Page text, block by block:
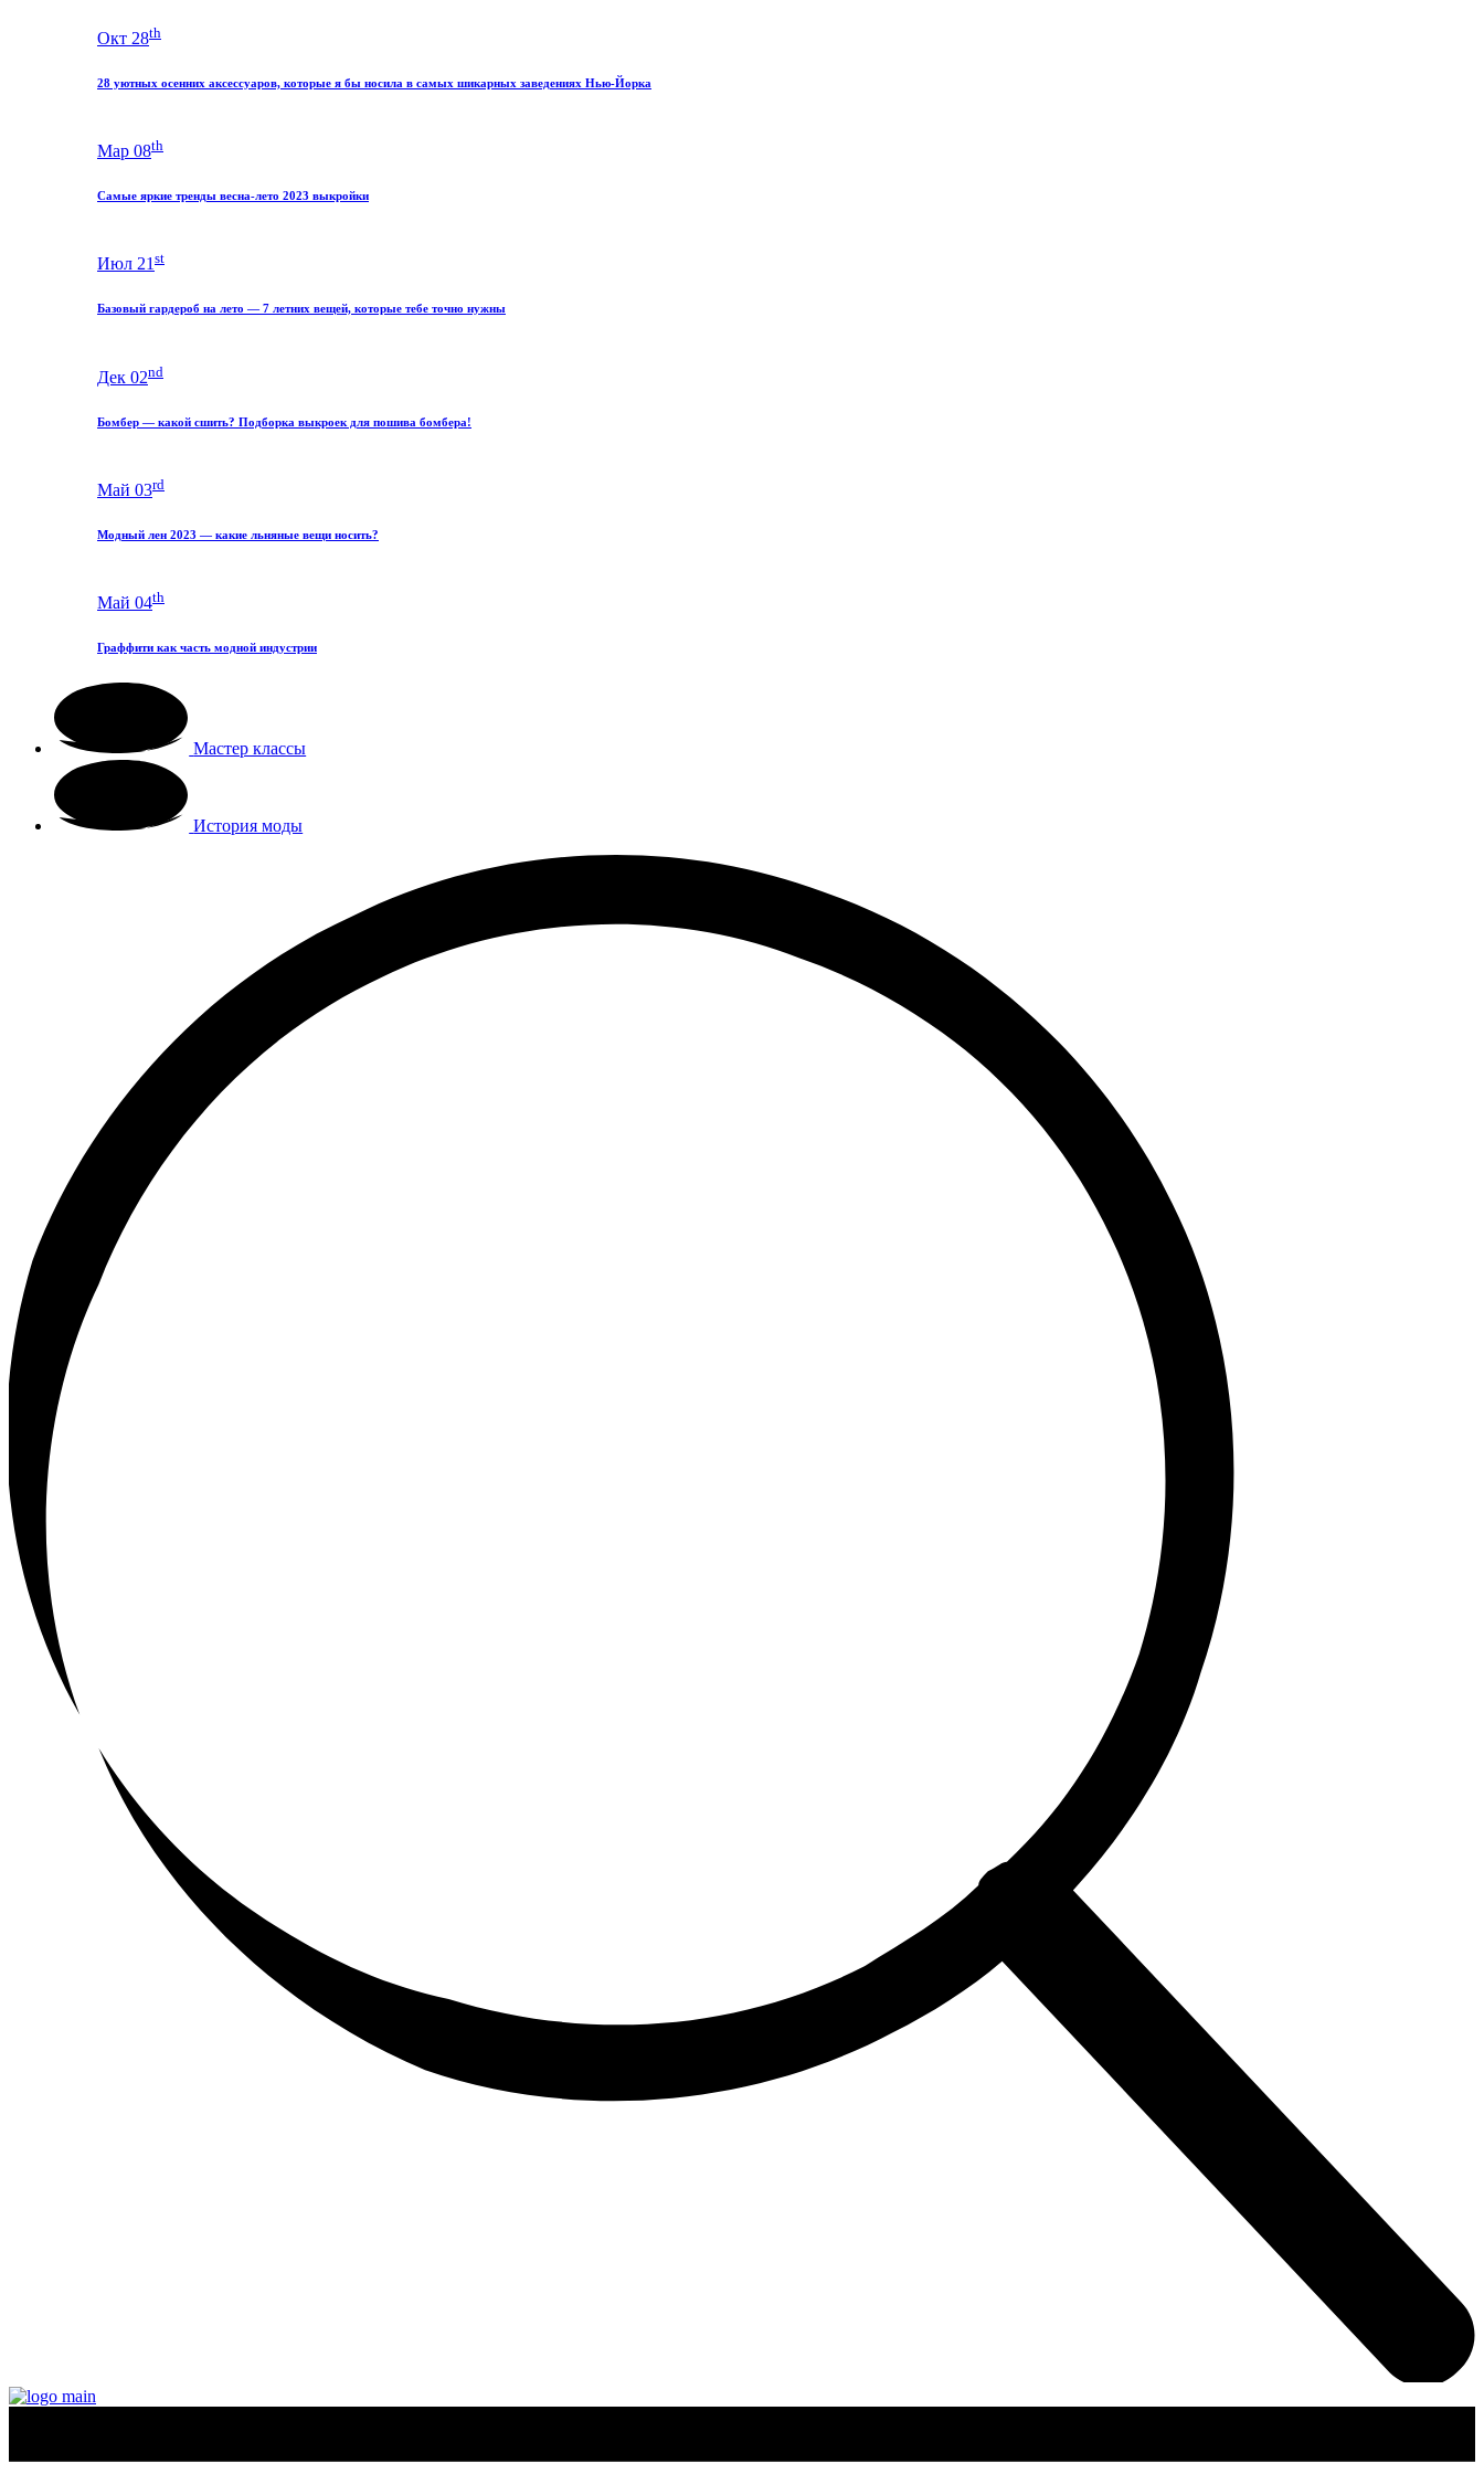
Окт 28th
28 уютных осенних аксессуаров, которые я бы носила в самых шикарных заведениях Нью-Йорка
Мар 08th
Самые яркие тренды весна-лето 2023 выкройки
Июл 21 st
Базовый гардероб на лето — 7 летних вещей, которые тебе точно нужны
Дек 02nd
Бомбер — какой сшить? Подборка выкроек для пошива бомбера!
Май 03rd
Модный лен 2023 — какие льняные вещи носить?
Май 04th
Граффити как часть модной индустрии
Мастер классы
История моды